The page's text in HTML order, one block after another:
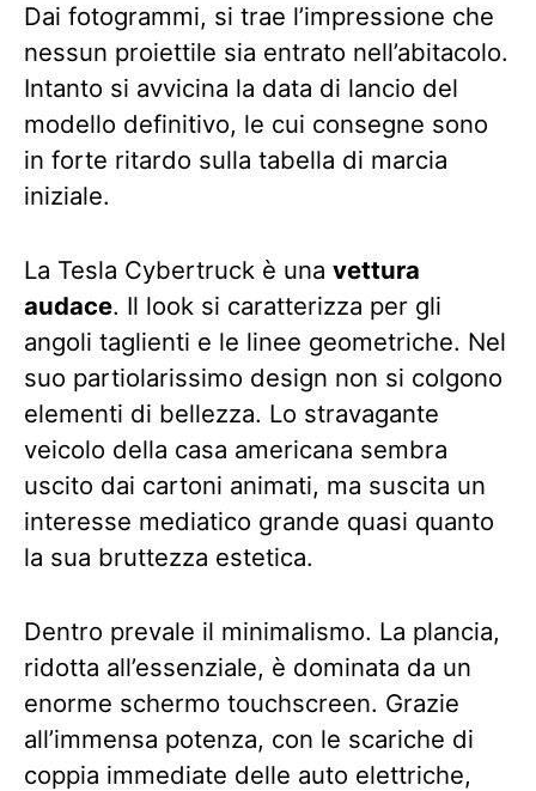
Dai fotogrammi, si trae l’impressione che
nessun proiettile sia entrato nell’abitacolo.
Intanto si avvicina la data di lancio del
modello definitivo, le cui consegne sono
in forte ritardo sulla tabella di marcia
iniziale.
La Tesla Cybertruck è una vettura
audace. Il look si caratterizza per gli
angoli taglienti e le linee geometriche. Nel
suo partiolarissimo design non si colgono
elementi di bellezza. Lo stravagante
veicolo della casa americana sembra
uscito dai cartoni animati, ma suscita un
interesse mediatico grande quasi quanto
la sua bruttezza estetica.
Dentro prevale il minimalismo. La plancia,
ridotta all’essenziale, è dominata da un
enorme schermo touchscreen. Grazie
all’immensa potenza, con le scariche di
coppia immediate delle auto elettriche,